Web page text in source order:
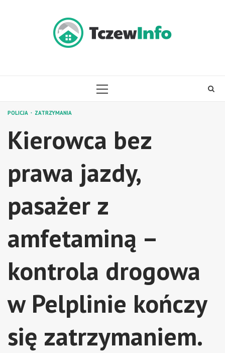
PRIMARY
POLICJA ZATRZYMANIA
Kierowca bez
prawa jazdy,
pasażer z
amfetaminą –
kontrola drogowa
w Pelplinie kończy
się zatrzymaniem.